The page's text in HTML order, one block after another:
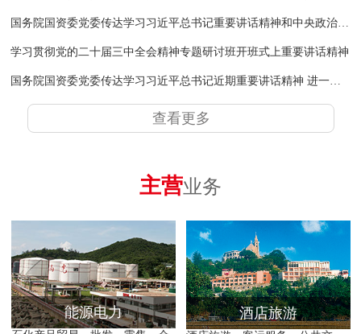
学习贯彻党的二十届三中全会精神专题研讨班开班式上重要讲话精神
查看更多
主营业务
能源电力 酒店旅游